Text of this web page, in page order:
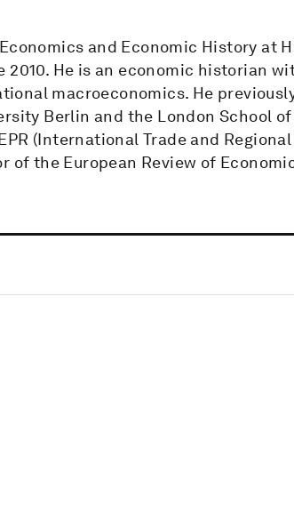
and Economic History at
2010. He is an economic historian
macroeconomics. He
Berlin and the London School
(International Trade and
of the European Review of